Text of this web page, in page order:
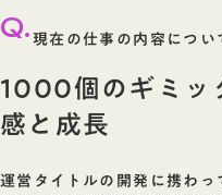
Q. 現在の仕事の内容につい
1000個のギミッ
感と成長
運営タイトルの開発に携わ